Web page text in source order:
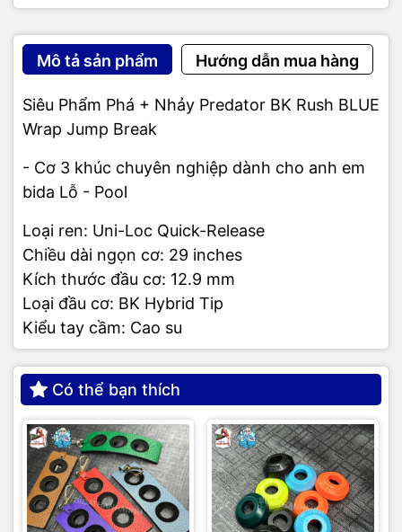
Mô tả sản phẩm Hướng dẫn mua hàng
Siêu Phẩm Phá + Nhảy Predator BK Rush BLUE
Wrap Jump Break
- Cơ 3 khúc chuyên nghiệp dành cho anh em
bida Lỗ - Pool
Loại ren: Uni-Loc Quick-Release
Chiều dài ngọn cơ: 29 inches
Kích thước đầu cơ: 12.9 mm
Loại đầu cơ: BK Hybrid Tip
Kiểu tay cầm: Cao su
Có thể bạn thích